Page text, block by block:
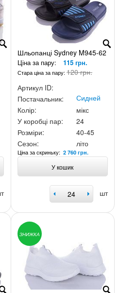
Шльопанці Sydney M945-62
Ціна за пару: 115 грн.
Стара ціна за пару:120 грн.
Артикул ID:
Постачальник:
Сидней
Колір:
мікс
У коробці пар:
24
Розміри:
40-45
Сезон:
літо
Ціна за скриньку:2 760 грн.
У кошик
шт
ЗНИЖКА